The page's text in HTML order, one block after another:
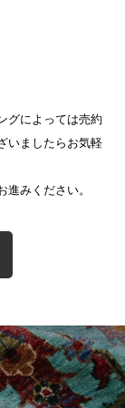
グによっては売約
いましたらお気軽
みください。